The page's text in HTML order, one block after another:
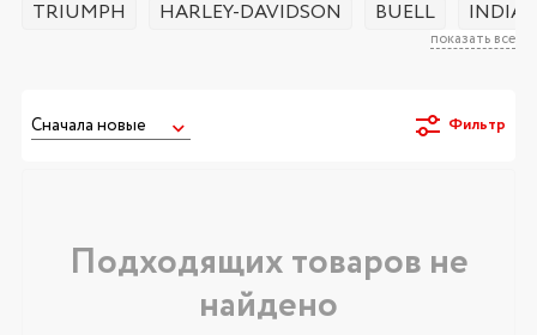
показать все
TRIUMPH HARLEY-DAVIDSON BUELL
Фильтр
Подходящих товаров не
найдено